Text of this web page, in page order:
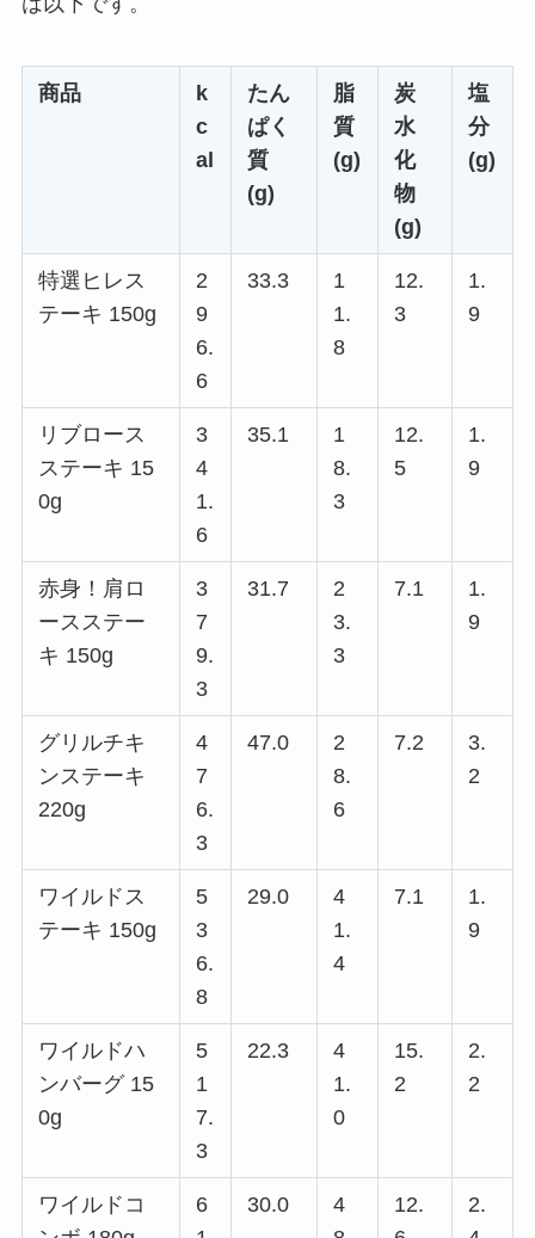
商品
k
c
al
たん
ぱく
質
(g)
脂
質
(g)
炭
水
化
物
(g)
塩
分
(g)
特選ヒレス
テーキ 150g
2
9
6.
6
33.3
1
1.
8
12.
3
1.
9
リブロース
ステーキ 15
0g
3
4
1.
6
35.1
1
8.
3
12.
5
1.
9
赤身！肩ロ
ースステー
キ 150g
3
7
9.
3
31.7
2
3.
3
7.1
1.
9
グリルチキ
ンステーキ
220g
4
7
6.
3
47.0
2
8.
6
7.2
3.
2
ワイルドス
テーキ 150g
5
3
6.
8
29.0
4
1.
4
7.1
1.
9
ワイルドハ
ンバーグ 15
0g
5
1
7.
3
22.3
4
1.
0
15.
2
2.
2
ワイルドコ
6
30.0
4
12.
2.